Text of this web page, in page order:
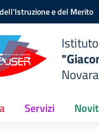
e del Merito
Servizi